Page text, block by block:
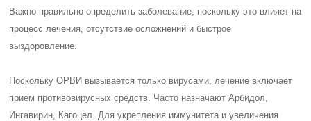
Важно правильно определить заболевание, поскольку это влияет на
процесс лечения, отсутствие осложнений и быстрое
выздоровление.
Поскольку ОРВИ вызывается только вирусами, лечение включает
прием противовирусных средств. Часто назначают Арбидол,
Ингавирин, Кагоцел. Для укрепления иммунитета и увеличения